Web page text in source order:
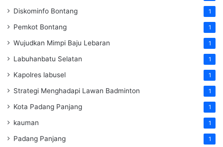
Diskominfo Bontang 1
Pemkot Bontang 1
Wujudkan Mimpi Baju Lebaran 1
Labuhanbatu Selatan 1
Kapolres labusel 1
Strategi Menghadapi Lawan Badminton 1
Kota Padang Panjang 1
kauman 1
Padang Panjang 1